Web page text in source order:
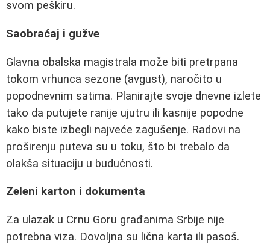
svom peškiru.
Saobraćaj i gužve
Glavna obalska magistrala može biti pretrpana
tokom vrhunca sezone (avgust), naročito u
popodnevnim satima. Planirajte svoje dnevne izlete
tako da putujete ranije ujutru ili kasnije popodne
kako biste izbegli najveće zagušenje. Radovi na
proširenju puteva su u toku, što bi trebalo da
olakša situaciju u budućnosti.
Zeleni karton i dokumenta
Za ulazak u Crnu Goru građanima Srbije nije
potrebna viza. Dovoljna su lična karta ili pasoš.